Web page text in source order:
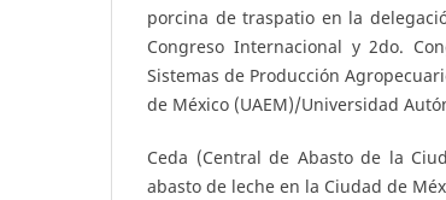
porcina de traspatio en la
Congreso Internacional y 2do.
Sistemas de Producción
de México (UAEM)/Universidad
Ceda (Central de Abasto de la
abasto de leche en la Ciudad de